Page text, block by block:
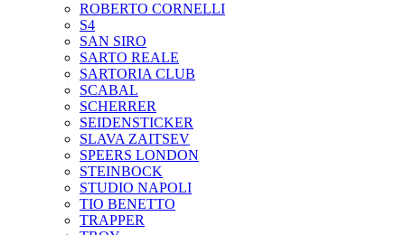
ROBERTO CORNELLI
S4
SAN SIRO
SARTO REALE
SARTORIA CLUB
SCABAL
SCHERRER
SEIDENSTICKER
SLAVA ZAITSEV
SPEERS LONDON
STEINBOCK
STUDIO NAPOLI
TIO BENETTO
TRAPPER